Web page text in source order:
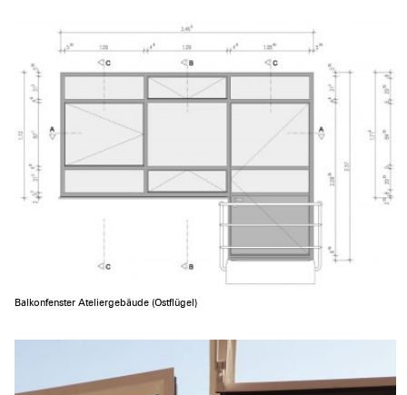
Balkonfenster Ateliergebäude (Ostflügel)